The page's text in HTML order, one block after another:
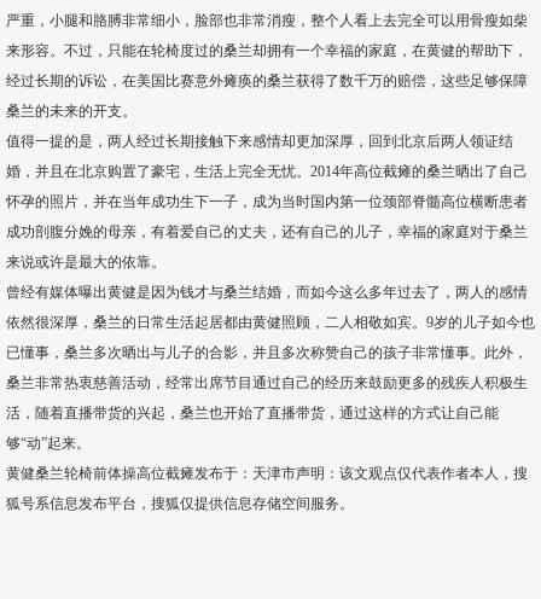
严重，小腿和胳膊非常细小，脸部也非常消瘦，整个人看上去完全可以用骨瘦如柴
来形容。不过，只能在轮椅度过的桑兰却拥有一个幸福的家庭，在黄健的帮助下，
经过长期的诉讼，在美国比赛意外瘫痪的桑兰获得了数千万的赔偿，这些足够保障
桑兰的未来的开支。
值得一提的是，两人经过长期接触下来感情却更加深厚，回到北京后两人领证结
婚，并且在北京购置了豪宅，生活上完全无忧。2014年高位截瘫的桑兰晒出了自己
怀孕的照片，并在当年成功生下一子，成为当时国内第一位颈部脊髓高位横断患者
成功剖腹分娩的母亲，有着爱自己的丈夫，还有自己的儿子，幸福的家庭对于桑兰
来说或许是最大的依靠。
曾经有媒体曝出黄健是因为钱才与桑兰结婚，而如今这么多年过去了，两人的感情
依然很深厚，桑兰的日常生活起居都由黄健照顾，二人相敬如宾。9岁的儿子如今也
已懂事，桑兰多次晒出与儿子的合影，并且多次称赞自己的孩子非常懂事。此外，
桑兰非常热衷慈善活动，经常出席节目通过自己的经历来鼓励更多的残疾人积极生
活，随着直播带货的兴起，桑兰也开始了直播带货，通过这样的方式让自己能
够“动”起来。
黄健桑兰轮椅前体操高位截瘫发布于：天津市声明：该文观点仅代表作者本人，搜
狐号系信息发布平台，搜狐仅提供信息存储空间服务。